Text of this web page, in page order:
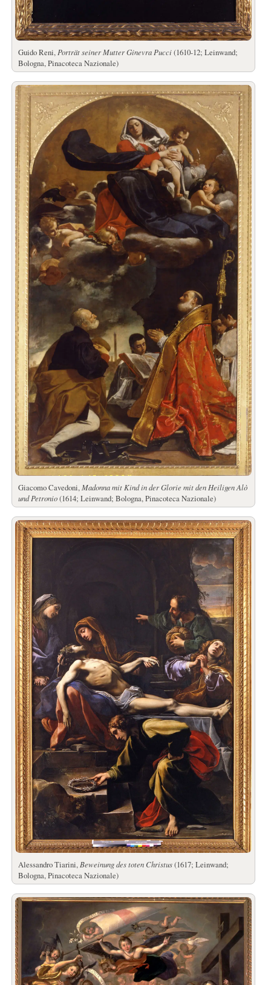
Guido Reni, Porträt seiner Mutter Ginevra Pucci(1610-12; Leinwand;
Bologna, Pinacoteca Nazionale)
Giacomo Cavedoni,Madonna mit Kind in der Glorie mit den Heiligen Alò
und Petronio(1614; Leinwand; Bologna, Pinacoteca Nazionale)
Alessandro Tiarini, Beweinung des toten Christus(1617; Leinwand;
Bologna, Pinacoteca Nazionale)